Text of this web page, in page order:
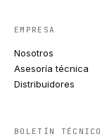
EMPRESA
Nosotros
Asesoría técnica
Distribuidores
BOLETÍN TÉCNICO